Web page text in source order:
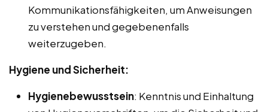
Kommunikationsfähigkeiten, um Anweisungen
zu verstehen und gegebenenfalls
weiterzugeben.
Hygiene und Sicherheit:
Hygienebewusstsein: Kenntnis und Einhaltung